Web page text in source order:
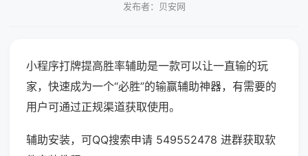
发布者：贝安网
小程序打牌提高胜率辅助是一款可以让一直输的玩
家，快速成为一个“必胜”的输赢辅助神器，有需要的
用户可通过正规渠道获取使用。
辅助安装，可QQ搜索申请 549552478 进群获取软